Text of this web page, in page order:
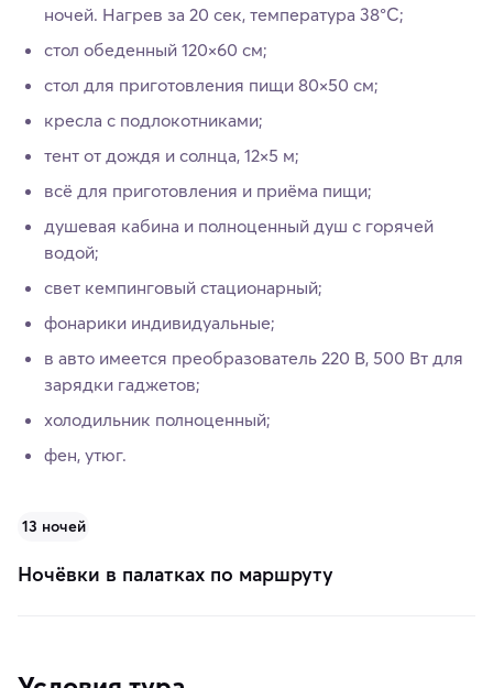
ночей. Нагрев за 20 сек, температура 38°C;
стол обеденный 120×60 см;
стол для приготовления пищи 80×50 см;
кресла с подлокотниками;
тент от дождя и солнца, 12×5 м;
всё для приготовления и приёма пищи;
душевая кабина и полноценный душ с горячей
водой;
свет кемпинговый стационарный;
фонарики индивидуальные;
в авто имеется преобразователь 220 В, 500 Вт для
зарядки гаджетов;
холодильник полноценный;
фен, утюг.
13 ночей
Ночёвки в палатках по маршруту